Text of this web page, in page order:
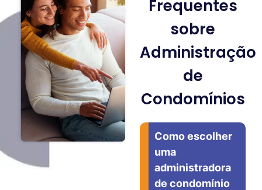
Frequentes
sobre
Administração
de
Condomínios
Como escolher
uma
administradora
de condomínio